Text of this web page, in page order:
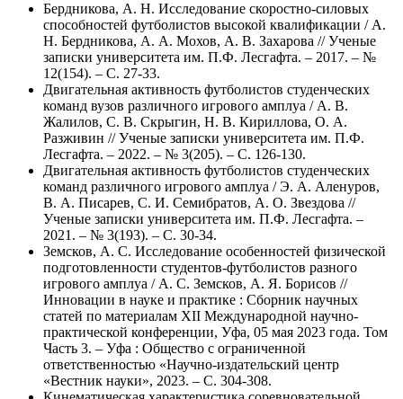
Бердникова, А. Н. Исследование скоростно-силовых
способностей футболистов высокой квалификации / А.
Н. Бердникова, А. А. Мохов, А. В. Захарова // Ученые
записки университета им. П.Ф. Лесгафта. – 2017. – №
12(154). – С. 27-33.
Двигательная активность футболистов студенческих
команд вузов различного игрового амплуа / А. В.
Жалилов, С. В. Скрыгин, Н. В. Кириллова, О. А.
Разживин // Ученые записки университета им. П.Ф.
Лесгафта. – 2022. – № 3(205). – С. 126-130.
Двигательная активность футболистов студенческих
команд различного игрового амплуа / Э. А. Аленуров,
В. А. Писарев, С. И. Семибратов, А. О. Звездова //
Ученые записки университета им. П.Ф. Лесгафта. –
2021. – № 3(193). – С. 30-34.
Земсков, А. С. Исследование особенностей физической
подготовленности студентов-футболистов разного
игрового амплуа / А. С. Земсков, А. Я. Борисов //
Инновации в науке и практике : Сборник научных
статей по материалам XII Международной научно-
практической конференции, Уфа, 05 мая 2023 года. Том
Часть 3. – Уфа : Общество с ограниченной
ответственностью «Научно-издательский центр
«Вестник науки», 2023. – С. 304-308.